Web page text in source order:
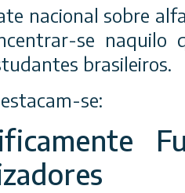
nacional sobre
se naquilo
brasileiros.
se: